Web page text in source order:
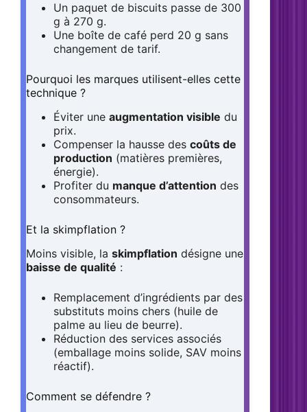
Un paquet de biscuits passe de 300
g à 270 g.
Une boîte de café perd 20 g sans
changement de tarif.
Pourquoi les marques utilisent-elles cette
technique ?
Éviter une augmentation visible du
prix.
Compenser la hausse des coûts de
production (matières premières,
énergie).
Profiter du manque d’attention des
consommateurs.
Et la skimpflation ?
Moins visible, la skimpflation désigne une
baisse de qualité :
Remplacement d’ingrédients par des
substituts moins chers (huile de
palme au lieu de beurre).
Réduction des services associés
(emballage moins solide, SAV moins
réactif).
Comment se défendre ?